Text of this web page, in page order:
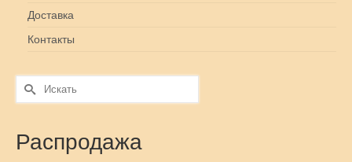
Доставка
Контакты
Искать:
Распродажа